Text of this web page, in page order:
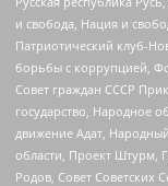
и свобода, Нация и
Патриотический клуб-
борьбы с коррупцией,
Совет граждан СССР
государство, Народное
движение Адат,
области, Проект Штурм,
Родов, Совет Советских